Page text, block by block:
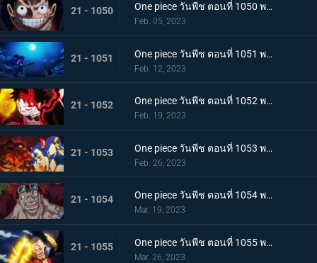
21 - 1050 One piece วันพีช ตอนที่ 1050 พากย์ไทย มังกร 2 ตัวเผชิญหน้า! ความมุ่งมั่นของโมโมโนะสุเกะ!
Feb. 05, 2023
21 - 1051 One piece วันพีช ตอนที่ 1051 พากย์ไทย ตำนานกลับมาอีกครั้ง! หมัดของลูฟี่คำรามบนท้องฟ้า
Feb. 12, 2023
21 - 1052 One piece วันพีช ตอนที่ 1052 พากย์ไทย สถาการณ์ตึงเครียด! จุดจบของโอนิกาชิมะ!
Feb. 19, 2023
21 - 1053 One piece วันพีช ตอนที่ 1053 พากย์ไทย ซันจิกลายพันธุ์ แขนทั้ง 2 เจอวิกฤติ!
Feb. 26, 2023
21 - 1054 One piece วันพีช ตอนที่ 1054 พากย์ไทย คู่หูต้องตาย! เดิมพันมรณะของคิลเลอร์
Mar. 19, 2023
21 - 1055 One piece วันพีช ตอนที่ 1055 พากย์ไทย ร่างเงาดึงเชือก! โอนิกาชิมะในเปลวเพลิง
Mar. 26, 2023